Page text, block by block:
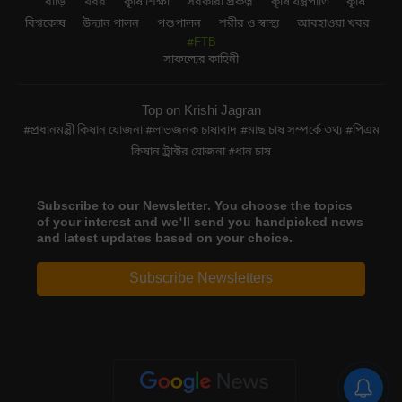
বিশ্বকোষ
উদ্যান পালন পশুপালন শরীর ও স্বাস্থ্য
আবহাওয়া খবর
#FTB
সাফল্যের কাহিনী
Top on Krishi Jagran
প্রধানমন্ত্রী কিষান যোজনা লাভজনক চাষাবাদ মাছ চাষ সম্পর্কে তথ্য
পিএম
কিষান ট্রাক্টর যোজনা
ধান চাষ
Subscribe to our Newsletter. You choose the topics
of your interest and we'll send you handpicked news
and latest updates based on your choice.
Subscribe Newsletters